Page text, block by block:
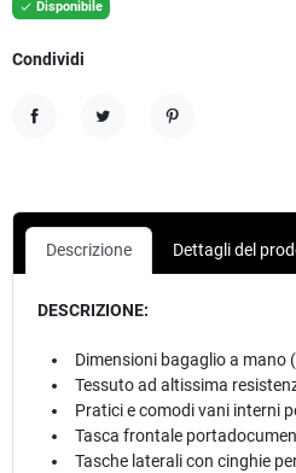
 Disponibile
Condividi
Descrizione Dettagli del
DESCRIZIONE:
Dimensioni bagaglio a mano
Tessuto ad altissima
Pratici e comodi vani interni
Tasca frontale
Tasche laterali con cinghie